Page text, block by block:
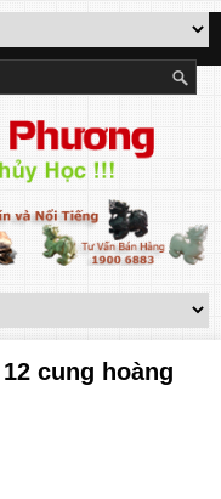
cung hoàng